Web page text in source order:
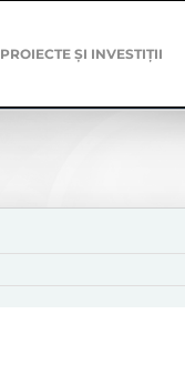
PROIECTE ȘI INVESTIȚII